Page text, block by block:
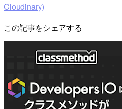
Cloudinary)
この記事をシェアする